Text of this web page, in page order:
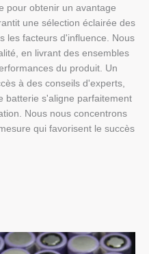
pour obtenir un avantage
une sélection éclairée des
les facteurs d'influence. Nous
en livrant des ensembles
du produit. Un
à des conseils d'experts,
batterie s'aligne parfaitement
Nous nous concentrons
qui favorisent le succès